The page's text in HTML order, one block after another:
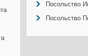
Посольство
Посольство